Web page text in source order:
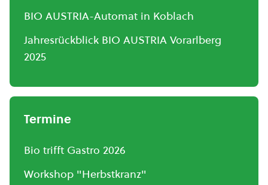
BIO AUSTRIA-Automat in Koblach
Jahresrückblick BIO AUSTRIA Vorarlberg
2025
Termine
Bio trifft Gastro 2026
Workshop "Herbstkranz"